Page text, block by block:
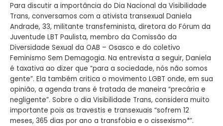
Para discutir a importância do Dia Nacional da Visibilidade
Trans, conversamos com a ativista transexual Daniela
Andrade, 33, militante transfeminista, diretora do Fórum da
Juventude LBT Paulista, membro da Comissão da
Diversidade Sexual da OAB – Osasco e do coletivo
Feminismo Sem Demagogia. Na entrevista a seguir, Daniela
é taxativa ao dizer que “para a sociedade, nós não somos
gente”. Ela também critica o movimento LGBT onde, em sua
opinião, a agenda trans é tratada de maneira “precária e
negligente”. Sobre o dia Visibilidade Trans, considera muito
importante pois as travestis e transexuais “sofrem 12
meses, 365 dias por ano a transfobia e o cissexismo*”.